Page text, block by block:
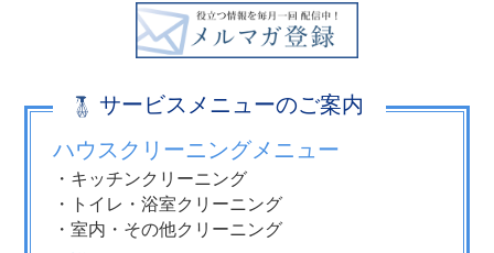
サービスメニューのご案内
ハウスクリーニングメニュー
・キッチンクリーニング
・トイレ・浴室クリーニング
・室内・その他クリーニング